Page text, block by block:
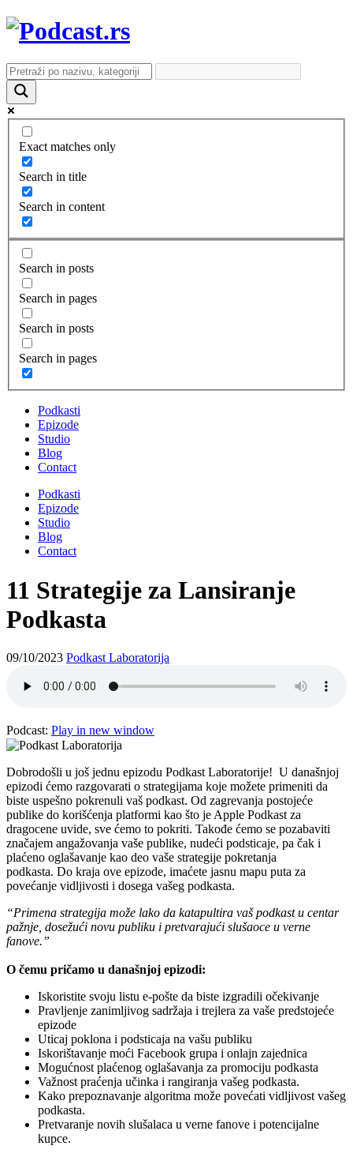
Exact matches only
Search in title
Search in content
Search in posts
Search in pages
Search in posts
Search in pages
Podkasti
Epizode
Studio
Blog
Contact
Podkasti
Epizode
Studio
Blog
Contact
11 Strategije za Lansiranje
Podkasta
09/10/2023 Podkast Laboratorija
Podcast: Play in new window
Dobrodošli u još jednu epizodu Podkast Laboratorije! U današnjoj
epizodi ćemo razgovarati o strategijama koje možete primeniti da
biste uspešno pokrenuli vaš podkast. Od zagrevanja postojeće
publike do korišćenja platformi kao što je Apple Podkast za
dragocene uvide, sve ćemo to pokriti. Takođe ćemo se pozabaviti
značajem angažovanja vaše publike, nudeći podsticaje, pa čak i
plaćeno oglašavanje kao deo vaše strategije pokretanja
podkasta. Do kraja ove epizode, imaćete jasnu mapu puta za
povećanje vidljivosti i dosega vašeg podkasta.
“Primena strategija može lako da katapultira vaš podkast u centar
pažnje, dosežući novu publiku i pretvarajući slušaoce u verne
fanove.”
O čemu pričamo u današnjoj epizodi:
Iskoristite svoju listu e-pošte da biste izgradili očekivanje
Pravljenje zanimljivog sadržaja i trejlera za vaše predstojeće
epizode
Uticaj poklona i podsticaja na vašu publiku
Iskorištavanje moći Facebook grupa i onlajn zajednica
Mogućnost plaćenog oglašavanja za promociju podkasta
Važnost praćenja učinka i rangiranja vašeg podkasta.
Kako prepoznavanje algoritma može povećati vidljivost vašeg
podkasta.
Pretvaranje novih slušalaca u verne fanove i potencijalne
kupce.